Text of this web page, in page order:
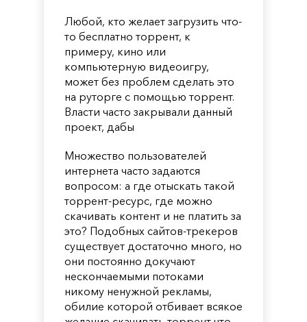
Любой, кто желает загрузить что-
то бесплатно торрент, к
примеру, кино или
компьютерную видеоигру,
может без проблем сделать это
на руторге с помощью торрент.
Власти часто закрывали данный
проект, дабы
Множество пользователей
интернета часто задаются
вопросом: а где отыскать такой
торрент-ресурс, где можно
скачивать контент и не платить за
это? Подобных сайтов-трекеров
существует достаточно много, но
они постоянно докучают
нескончаемыми потоками
никому ненужной рекламы,
обилие которой отбивает всякое